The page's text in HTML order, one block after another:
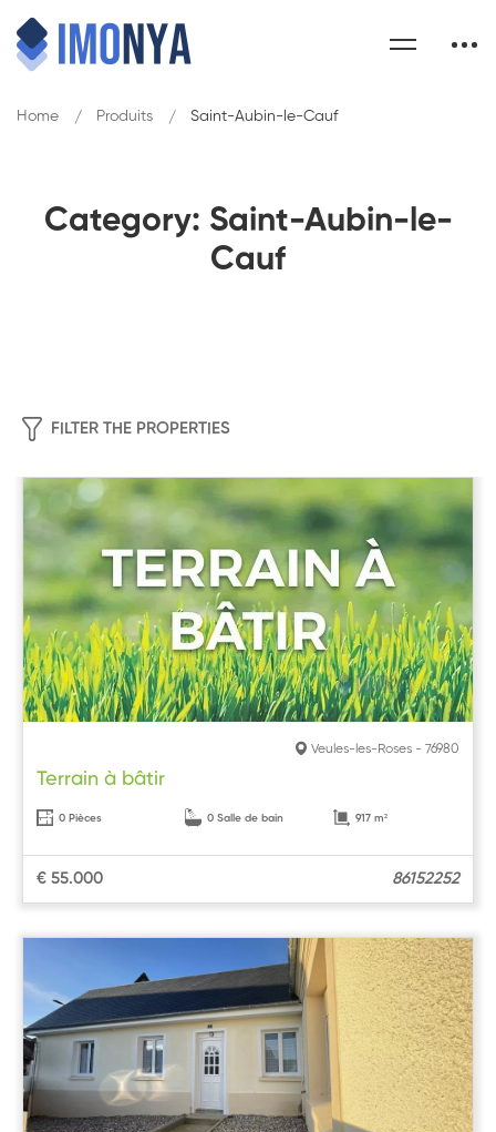
Category: Saint-Aubin-le-
Cauf
Home Produits Saint-Aubin-le-Cauf
FILTER THE PROPERTIES
Veules-les-Roses - 76980
Terrain à bâtir
0 Pièces 0 Salle de bain 917 m²
€ 55.000 86152252